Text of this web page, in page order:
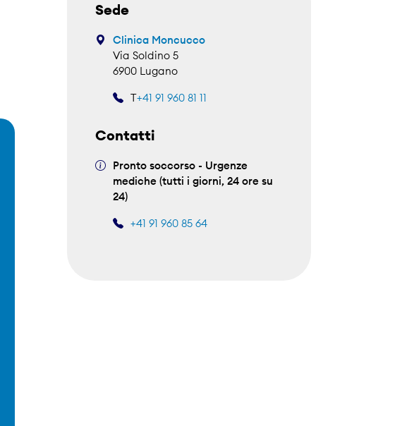
Sede
Clinica Moncucco
Via Soldino 5
6900 Lugano
T+41 91 960 81 11
Contatti
Pronto soccorso - Urgenze
mediche (tutti i giorni, 24 ore su
24)
+41 91 960 85 64